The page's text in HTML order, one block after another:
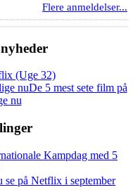
Flere anmeldelser...
(Uge 32)
De 5 mest sete film på
nu
Kampdag med 5
se på Netflix i september